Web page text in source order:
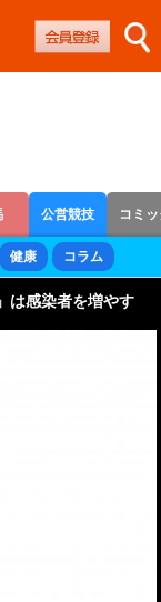
公営競技 コミ
健康 コラム
は感染者を増やす